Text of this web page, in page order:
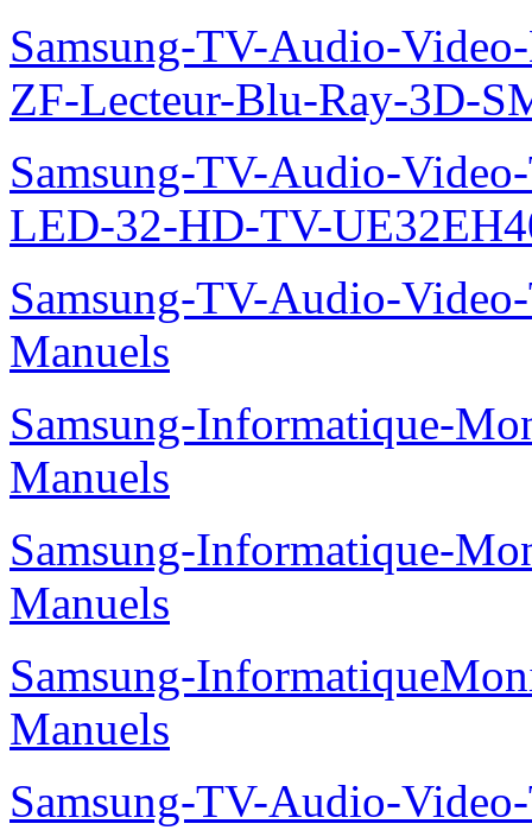
Samsung-TV-Audio-
ZF-Lecteur-Blu-Ray-3D-
Samsung-TV-Audio-
LED-32-HD-TV-
Samsung-TV-Audio-
Manuels
Samsung-Informatique-
Manuels
Samsung-Informatique-
Manuels
Samsung-
Manuels
Samsung-TV-Audio-